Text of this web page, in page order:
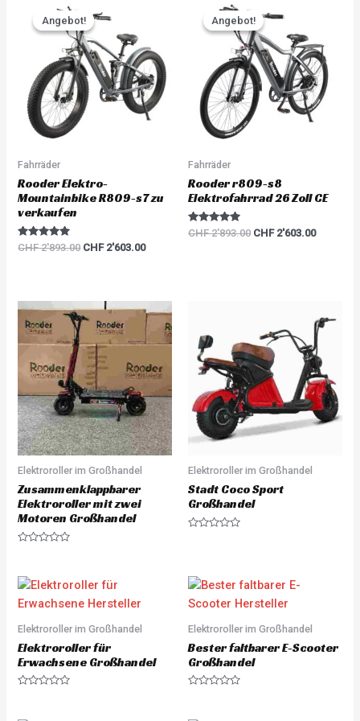
Angebot!
Angebot!
Fahrräder
Rooder Elektro-
Mountainbike R809-s7 zu
verkaufen
Rated
CHF2'893.00
price
was:
CHF 2'893.00.
CHF2'603.00
Angebot!
Angebot!
Fahrräder
Rooder r809-s8
Elektrofahrrad 26 Zoll CE
Rated
CHF2'893.00
price
was:
CHF 2'893.00.
CHF2'603.00
CHF
Elektroroller im Großhandel
Zusammenklappbarer
Elektroroller mit zwei
Motoren Großhandel
e
d
0
o
t
f
5
Elektroroller im Großhandel
Stadt Coco Sport
Großhandel
d
0
u
o
f
5
Elektroroller im Großhandel
Elektroroller für
Erwachsene Großhandel
Elektroroller im Großhandel
Bester faltbarer E-Scooter
Großhandel